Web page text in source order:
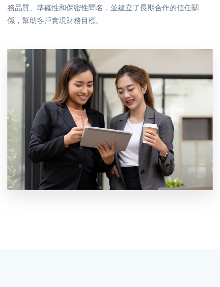
務品質、準確性和保密性聞名，並建立了長期合作的信任關
係，幫助客戶實現財務目標。